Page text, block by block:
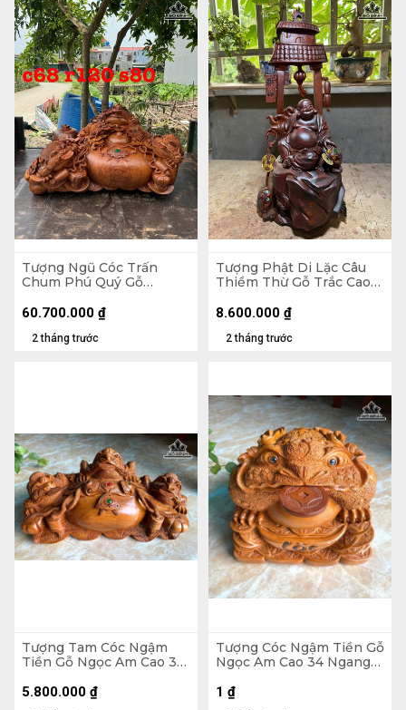
Tượng Ngũ Cóc Trấn
Chum Phú Quý Gỗ
Sâu 80 (cm)
2 tháng trước
60.700.000 ₫
Tượng Phật Di Lặc Câu
Thiềm Thừ Gỗ Trắc Cao
2 tháng trước
8.600.000 ₫
Tượng Tam Cóc Ngậm
Tiền Gỗ Ngọc Am Cao 31
24kg
5.800.000 ₫
Tượng Cóc Ngậm Tiền Gỗ
Ngọc Am Cao 34 Ngang
1 ₫